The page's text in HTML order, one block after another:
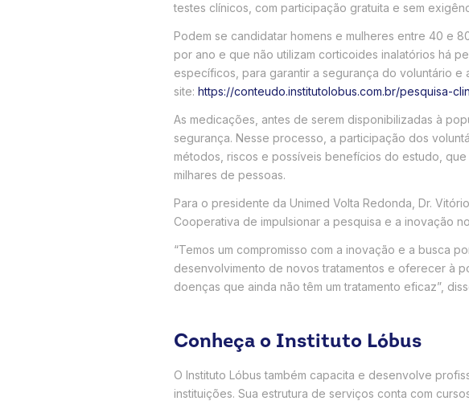
testes clínicos, com participação gratuita e sem
Podem se candidatar homens e mulheres entre 40 e
por ano e que não utilizam corticoides inalatórios há
específicos, para garantir a segurança do voluntário
site: https://conteudo.institutolobus.com.br/pesquisa-
As medicações, antes de serem disponibilizadas à
segurança. Nesse processo, a participação dos
métodos, riscos e possíveis benefícios do estudo,
milhares de pessoas.
Para o presidente da Unimed Volta Redonda, Dr.
Cooperativa de impulsionar a pesquisa e a inovação
“Temos um compromisso com a inovação e a busca
desenvolvimento de novos tratamentos e oferecer à
doenças que ainda não têm um tratamento eficaz”,
Conheça o Instituto Lóbus
O Instituto Lóbus também capacita e desenvolve
instituições. Sua estrutura de serviços conta com